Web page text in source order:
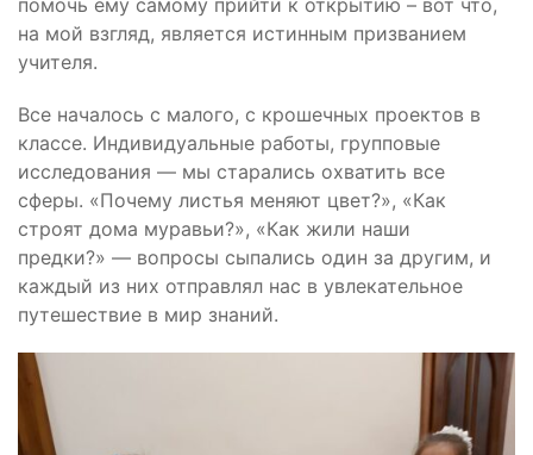
на мой взгляд, является истинным призванием
учителя.
Все началось с малого, с крошечных проектов в
классе. Индивидуальные работы, групповые
исследования — мы старались охватить все
сферы. «Почему листья меняют цвет?», «Как
строят дома муравьи?», «Как жили наши
предки?» — вопросы сыпались один за другим, и
каждый из них отправлял нас в увлекательное
путешествие в мир знаний.